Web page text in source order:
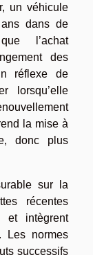
un véhicule
dans de
l’achat
des
réflexe de
lorsqu’elle
la mise à
donc plus
sur la
récentes
et intègrent
Les normes
successifs